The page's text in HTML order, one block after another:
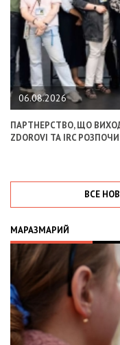
06.08.2026
ПАРТНЕРСТВО, ЩО
ZDOROVI ТА IRC
ВСЕ
МАРАЗМАРИЙ